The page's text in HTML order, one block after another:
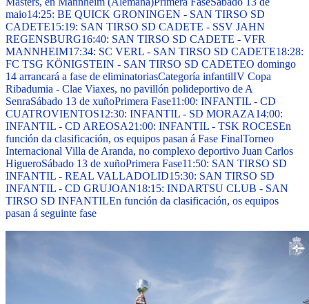
maio14:25: BE QUICK GRONINGEN - SAN TIRSO SD
CADETE15:19: SAN TIRSO SD CADETE - SSV JAHN
REGENSBURG16:40: SAN TIRSO SD CADETE - VFR
MANNHEIM17:34: SC VERL - SAN TIRSO SD CADETE18:28:
FC TSG KÖNIGSTEIN - SAN TIRSO SD CADETEO domingo
14 arrancará a fase de eliminatoriasCategoría infantilIV Copa
Ribadumia - Clae Viaxes, no pavillón polideportivo de A
SenraSábado 13 de xuñoPrimera Fase11:00: INFANTIL - CD
CUATROVIENTOS12:30: INFANTIL - SD MORAZA14:00:
INFANTIL - CD AREOSA21:00: INFANTIL - TSK ROCESEn
función da clasificación, os equipos pasan á Fase FinalTorneo
Internacional Villa de Aranda, no complexo deportivo Juan Carlos
HigueroSábado 13 de xuñoPrimera Fase11:50: SAN TIRSO SD
INFANTIL - REAL VALLADOLID15:30: SAN TIRSO SD
INFANTIL - CD GRUJOAN18:15: INDARTSU CLUB - SAN
TIRSO SD INFANTILEn función da clasificación, os equipos
pasan á seguinte fase